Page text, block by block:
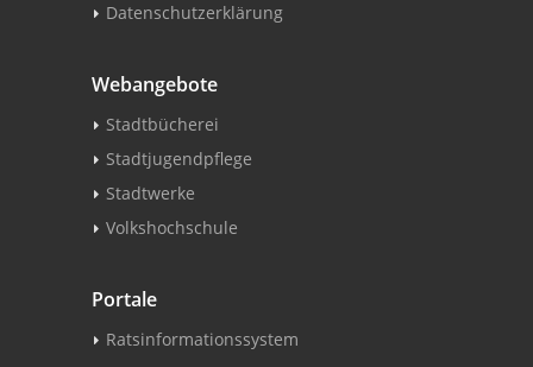
Datenschutzerklärung
Webangebote
Stadtbücherei
Stadtjugendpflege
Stadtwerke
Volkshochschule
Portale
Ratsinformationssystem